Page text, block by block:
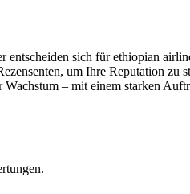
entscheiden sich für ethiopian
um Ihre Reputation zu
– mit einem starken